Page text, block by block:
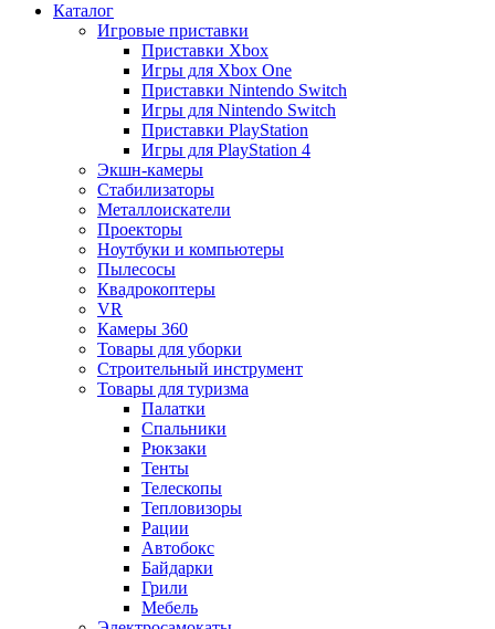
Каталог
Игровые приставки
Приставки Xbox
Игры для Xbox One
Приставки Nintendo Switch
Игры для Nintendo Switch
Приставки PlayStation
Игры для PlayStation 4
Экшн-камеры
Стабилизаторы
Металлоискатели
Проекторы
Ноутбуки и компьютеры
Пылесосы
Квадрокоптеры
VR
Камеры 360
Товары для уборки
Строительный инструмент
Товары для туризма
Палатки
Спальники
Рюкзаки
Тенты
Телескопы
Тепловизоры
Рации
Автобокс
Байдарки
Грили
Мебель